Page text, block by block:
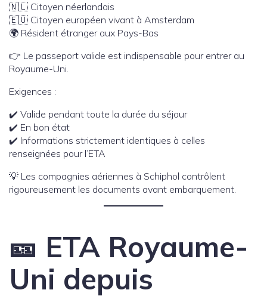
🇳🇱 Citoyen néerlandais
🇪🇺 Citoyen européen vivant à Amsterdam
🌍 Résident étranger aux Pays-Bas
👉 Le passeport valide est indispensable pour entrer au
Royaume-Uni.
Exigences :
✔️ Valide pendant toute la durée du séjour
✔️ En bon état
✔️ Informations strictement identiques à celles
renseignées pour l’ETA
💡 Les compagnies aériennes à Schiphol contrôlent
rigoureusement les documents avant embarquement.
🎫 ETA Royaume-
Uni depuis